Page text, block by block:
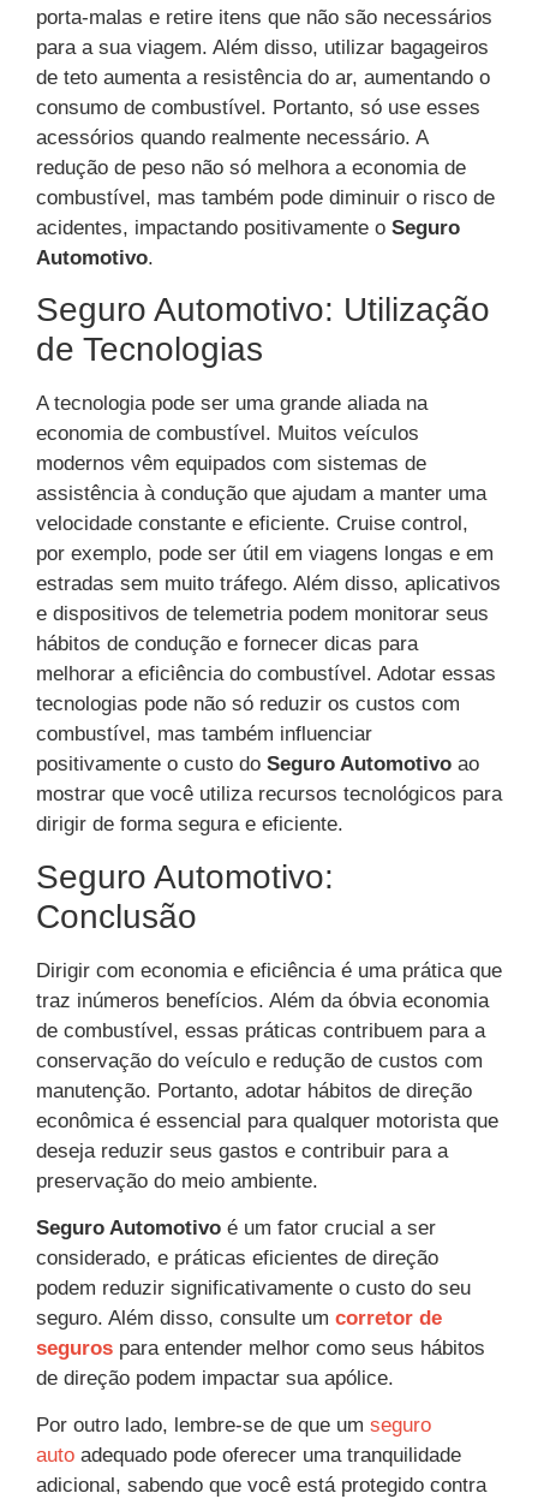
porta-malas e retire itens que não são necessários
para a sua viagem. Além disso, utilizar bagageiros
de teto aumenta a resistência do ar, aumentando o
consumo de combustível. Portanto, só use esses
acessórios quando realmente necessário. A
redução de peso não só melhora a economia de
combustível, mas também pode diminuir o risco de
acidentes, impactando positivamente o Seguro
Automotivo.
Seguro Automotivo: Utilização
de Tecnologias
A tecnologia pode ser uma grande aliada na
economia de combustível. Muitos veículos
modernos vêm equipados com sistemas de
assistência à condução que ajudam a manter uma
velocidade constante e eficiente. Cruise control,
por exemplo, pode ser útil em viagens longas e em
estradas sem muito tráfego. Além disso, aplicativos
e dispositivos de telemetria podem monitorar seus
hábitos de condução e fornecer dicas para
melhorar a eficiência do combustível. Adotar essas
tecnologias pode não só reduzir os custos com
combustível, mas também influenciar
positivamente o custo do Seguro Automotivo ao
mostrar que você utiliza recursos tecnológicos para
dirigir de forma segura e eficiente.
Seguro Automotivo:
Conclusão
Dirigir com economia e eficiência é uma prática que
traz inúmeros benefícios. Além da óbvia economia
de combustível, essas práticas contribuem para a
conservação do veículo e redução de custos com
manutenção. Portanto, adotar hábitos de direção
econômica é essencial para qualquer motorista que
deseja reduzir seus gastos e contribuir para a
preservação do meio ambiente.
Seguro Automotivo é um fator crucial a ser
considerado, e práticas eficientes de direção
podem reduzir significativamente o custo do seu
seguro. Além disso, consulte um corretor de
seguros para entender melhor como seus hábitos
de direção podem impactar sua apólice.
Por outro lado, lembre-se de que um seguro
auto adequado pode oferecer uma tranquilidade
adicional, sabendo que você está protegido contra